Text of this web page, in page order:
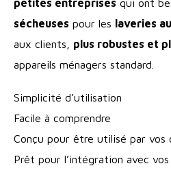
sécheuses pour les laveries
aux clients, plus robustes et
appareils ménagers standard.
Simplicité d’utilisation
Facile à comprendre
Conçu pour être utilisé par vos
Prêt pour l’intégration avec